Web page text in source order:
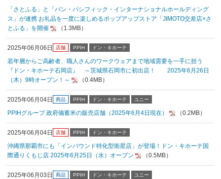
「さとふる」と「パン・パシフィック・インターナショナルホールディング
ス」が連携 お礼品を一度に楽しめるポップアップストア「JIMOTO交差店×さ
とふる」を開催
（1.3MB）
2025年06月06日 店舗 PPIH ドン・キホーテ
若年層からご高齢者、職人さんのワークウェアまで地域需要を一手に担う
『ドン・キホーテ石岡店』 ～茨城県石岡市に初出店！ 2025年6月26日
（木）9時オープン！～
（0.4MB）
2025年06月04日 商品 PPIH ドン・キホーテ ユニー
PPIHグループ 政府備蓄米の販売店舗（2025年6月4日現在） （0.2MB）
2025年06月04日 店舗 PPIH ドン・キホーテ
沖縄県那覇市にも「インバウンド特化型衛星店」が登場！ドン・キホーテ国
際通りくもじ店 2025年6月25日（水）オープン
（0.5MB）
2025年06月03日 商品 PPIH ドン・キホーテ ユニー